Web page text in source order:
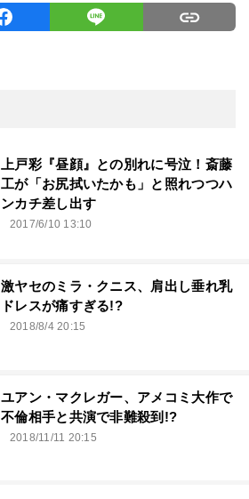
上戸彩『昼顔』との別れに号泣！斎藤
工が「お尻拭いたかも」と照れつつハ
ンカチ差し出す
2017/6/10 13:10
激ヤセのミラ・クニス、肩出し垂れ乳
ドレスが痛すぎる!?
2018/8/4 20:15
ユアン・マクレガー、アメコミ大作で
不倫相手と共演で非難殺到!?
2018/11/11 20:15